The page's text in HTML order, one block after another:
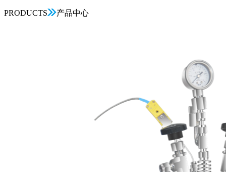
PRODUCTS 产品中心